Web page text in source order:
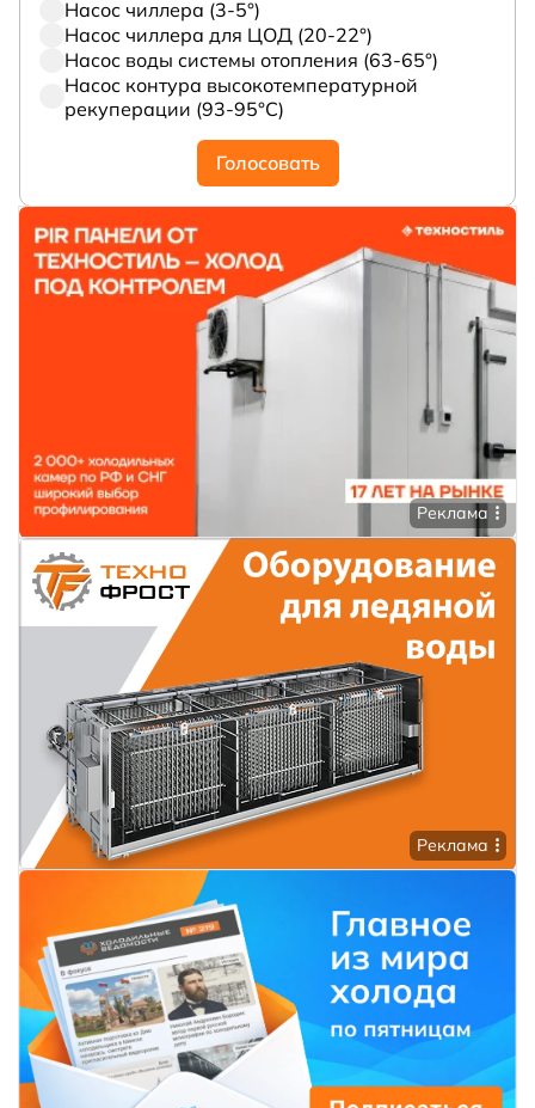
Насос чиллера (3-5°)
Насос чиллера для ЦОД (20-22°)
Насос воды системы отопления (63-65°)
Насос контура высокотемпературной
рекуперации (93-95°С)
Голосовать
Реклама
Реклама